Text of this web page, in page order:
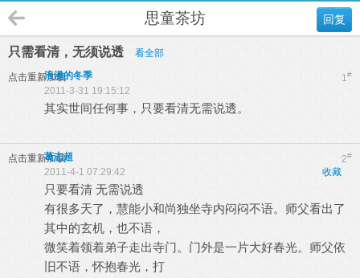
回复
思童茶坊
只需看清，无须说透 看全部
点击重新加载 1#
浪漫的冬季
2011-3-31 19:15:12
其实世间任何事，只要看清无需说透。
点击重新加载 2#
葛志超
收藏
2011-4-1 07:29:42
只要看清 无需说透
有很多天了，慧能小和尚独坐寺内闷闷不语。师父看出了
其中的玄机，也不语，
微笑着领着弟子走出寺门。门外是一片大好春光。师父依
旧不语，怀抱春光，打